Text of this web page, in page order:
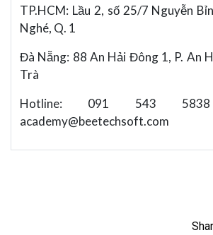
TP.HCM: Lầu 2, số 25/7 Nguyễn
Nghé, Q. 1
Đà Nẵng: 88 An Hải Đông 1, P. An
Trà
Hotline: 091 543
academy@beetechsoft.com